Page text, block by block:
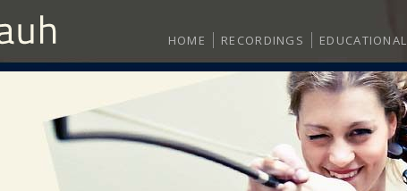
HOME RECORDINGS EDUCATIONAL